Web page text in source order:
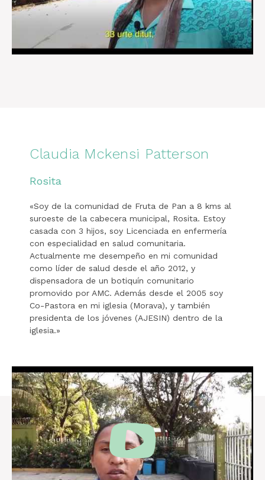
Claudia Mckensi Patterson
Rosita
«Soy de la comunidad de Fruta de Pan a 8 kms al
suroeste de la cabecera municipal, Rosita. Estoy
casada con 3 hijos, soy Licenciada en enfermería
con especialidad en salud comunitaria.
Actualmente me desempeño en mi comunidad
como líder de salud desde el año 2012, y
dispensadora de un botiquín comunitario
promovido por AMC. Además desde el 2005 soy
Co-Pastora en mi iglesia (Morava), y también
presidenta de los jóvenes (AJESIN) dentro de la
iglesia.»